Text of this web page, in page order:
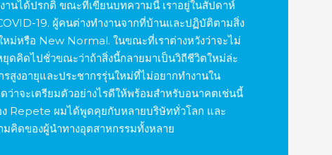
านได้ปรกติ ขณะที่เขียนบทความนี้ เราอยู่ในสัปดาห์
19. ผู้คนต่างทำงานจากที่บ้านและปฏิบัติตามสิ่ง
หม่หรือ New Normal. ในขณะที่เราต่างหวังว่าจะไม่
ดคิดไปชั่วขณะว่าถ้าสิ่งนี้กลายมาเป็นวิถีชีวิตใหม่ล่ะ
สูงอายุและประชากรรุ่นใหม่ที่ไม่อยากทำงานใน
ดว่าจะเตรียมตัวอย่างไรดีให้พร้อมสำหรับอนาคตเช่นนี้
ง Repete ผมได้พูดคุยกับหลายบริษัททั่วโลก และ
มคิดของผู้นำทางอุตสาหกรรมทั้งหลาย